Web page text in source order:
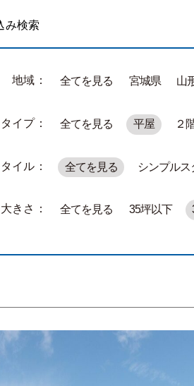
み検索
地域： 全てを見る 宮城県 山
タイプ： 全てを見る 平屋 ２
イル： 全てを見る シンプルス
大きさ： 全てを見る 35坪以下